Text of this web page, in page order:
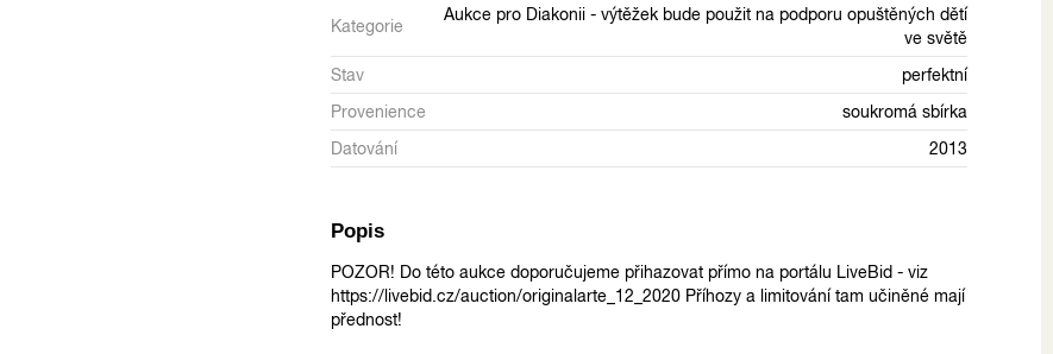
Kategorie
Aukce pro Diakonii - výtěžek bude použit na podporu opuštěných dětí
ve světě
Stav
perfektní
Provenience
soukromá sbírka
Datování
2013
Popis
POZOR! Do této aukce doporučujeme přihazovat přímo na portálu LiveBid - viz
https://livebid.cz/auction/originalarte_12_2020 Příhozy a limitování tam učiněné mají
přednost!